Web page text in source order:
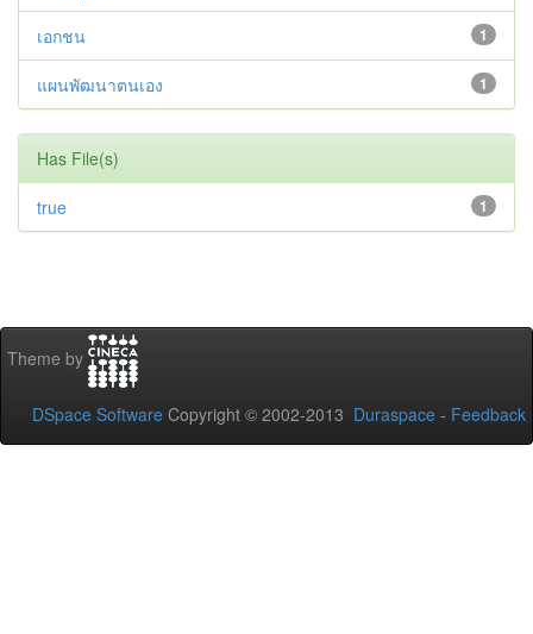
1
เอกชน
1
แผนพัฒนาตนเอง
Has File(s)
1
true
Theme by
DSpace Software Copyright © 2002-2013 Duraspace - Feedback